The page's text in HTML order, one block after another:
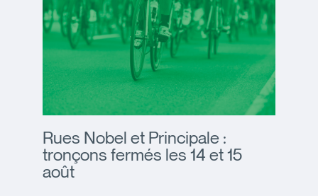
Rues Nobel et Principale :
tronçons fermés les 14 et 15
août